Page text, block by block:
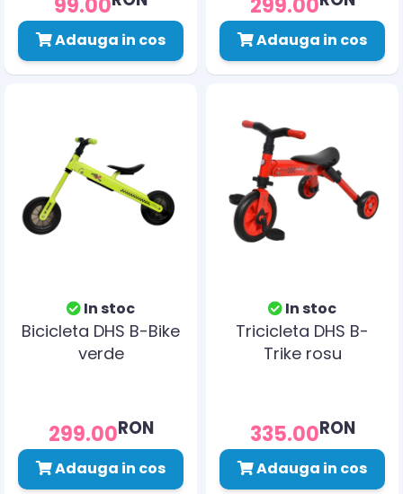
Adauga in cos Adauga in cos
In stoc
Bicicleta DHS B-Bike
verde
299.00RON
Adauga in cos
In stoc
Tricicleta DHS B-
Trike rosu
335.00RON
Adauga in cos